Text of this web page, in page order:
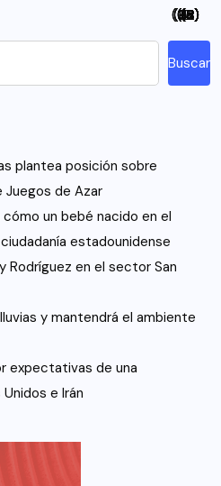
Buscar
plantea posición sobre
Juegos de Azar
cómo un bebé nacido en el
estadounidense
Rodríguez en el sector San
y mantendrá el ambiente
expectativas de una
e Irán
(5)
(26)
(21)
(12)
(7)
(94)
(48)
(115)
(26)
(18)
(2)
(6)